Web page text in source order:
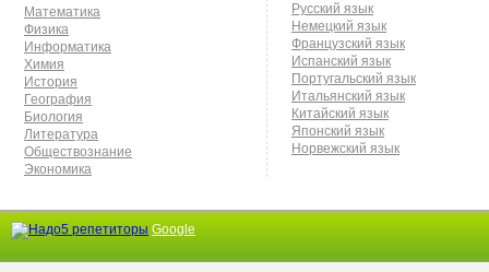
Математика
Физика
Информатика
Химия
История
География
Биология
Литература
Обществознание
Экономика
Русский язык
Немецкий язык
Французский язык
Испанский язык
Португальский язык
Итальянский язык
Китайский язык
Японский язык
Норвежский язык
Google